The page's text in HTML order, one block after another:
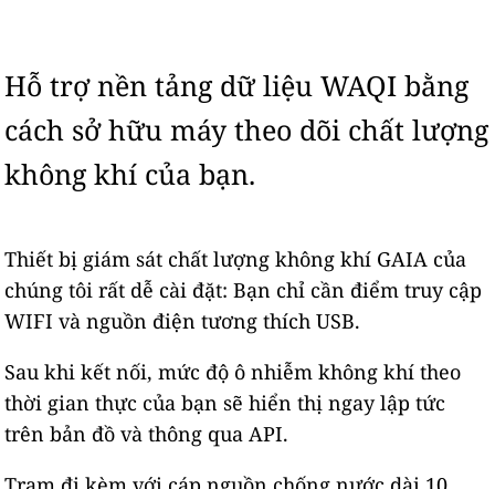
Hỗ trợ nền tảng dữ liệu WAQI bằng
cách sở hữu máy theo dõi chất lượng
không khí của bạn.
Thiết bị giám sát chất lượng không khí GAIA của
chúng tôi rất dễ cài đặt: Bạn chỉ cần điểm truy cập
WIFI và nguồn điện tương thích USB.
Sau khi kết nối, mức độ ô nhiễm không khí theo
thời gian thực của bạn sẽ hiển thị ngay lập tức
trên bản đồ và thông qua API.